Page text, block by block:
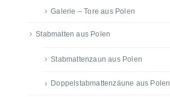
Galerie – Tore aus Polen
Stabmatten aus Polen
Stabmattenzaun aus Polen
Doppelstabmattenzäune aus Polen